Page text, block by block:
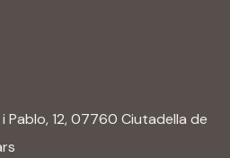
Pablo, 12, 07760 Ciutadella de